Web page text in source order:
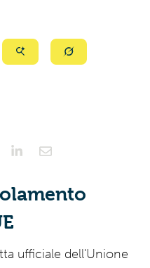
SummarizeSummarize
ufficiale dell'Unione